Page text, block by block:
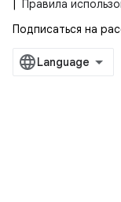
Правила
Подписаться на